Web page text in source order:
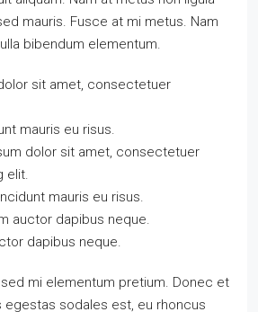
mauris. Fusce at mi metus. Nam
bibendum elementum.
sit amet, consectetuer
mauris eu risus.
dolor sit amet, consectetuer
elit.
mauris eu risus.
auctor dapibus neque.
dapibus neque.
mi elementum pretium. Donec et
egestas sodales est, eu rhoncus